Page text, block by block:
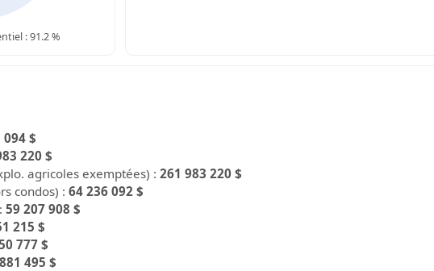
: 91.2 %
094 $
220 $
agricoles exemptées) :261 983 220 $
condos) :64 236 092 $
59 207 908 $
215 $
777 $
495 $